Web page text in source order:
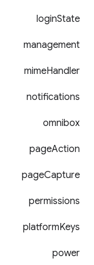
loginState
management
mimeHandler
notifications
omnibox
pageAction
pageCapture
permissions
platformKeys
power